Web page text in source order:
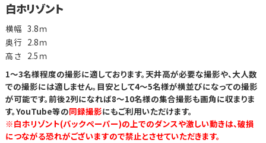
白ホリゾント
横幅 3.8ｍ
奥行 2.8ｍ
高さ 2.5ｍ
1～3名様程度の撮影に適しております。天井高が必要な撮影や、大人数
での撮影には適しません。目安として4～5名様が横並びになっての撮影
が可能です。前後2列になれば8～10名様の集合撮影も画角に収まりま
す。YouTube等の同録撮影にもご利用いただけます。
※白ホリゾント(バックペーパー)の上でのダンスや激しい動きは、破損
につながる恐れがございますので禁止とさせていただきます。